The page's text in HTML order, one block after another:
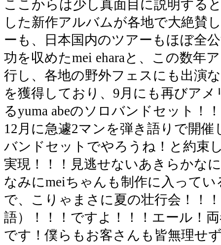
ここからは少し真面目に説明する
した新作アルバムが各地で大絶賛
ーも、日本国内のツアーもほぼ全
功を収めたmei eharaと、この数年
行し、各地の野外フェスにも出演
を獲得しており、9月にも再びア
るyuma abeのソロバンドセット！
12月に急遽2マンを弾き語りで開
バンドセットでやろうね！と約束
実現！！！見逃せないあきらかな
なみにmeiちゃんも制作に入って
で、こりゃまさに夏の壮行会！！
語）！！！ですよ！！！エール！
です！僕らもお客さんも皆無理せ